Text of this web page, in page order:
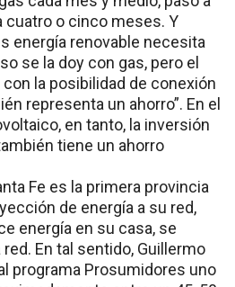
cuatro o cinco meses. Y
energía renovable necesita
se la doy con gas, pero el
la posibilidad de conexión
representa un ahorro”. En el
en tanto, la inversión
tiene un ahorro
Fe es la primera provincia
de energía a su red,
energía en su casa, se
En tal sentido, Guillermo
programa Prosumidores uno